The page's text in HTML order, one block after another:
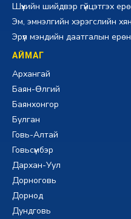
Шүүхийн шийдвэр гүйцэтгэх
Эм, эмнэлгийн хэрэгслийн
Эрүүл мэндийн даатгалын
АЙМАГ
Архангай
Баян-Өлгий
Баянхонгор
Булган
Говь-Алтай
Говьсүмбэр
Дархан-Уул
Дорноговь
Дорнод
Дундговь